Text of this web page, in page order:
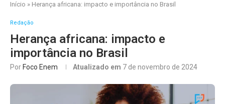
Início » Herança africana: impacto e importância no Brasil
Redação
Herança africana: impacto e
importância no Brasil
Por Foco Enem Atualizado em 7 de novembro de 2024